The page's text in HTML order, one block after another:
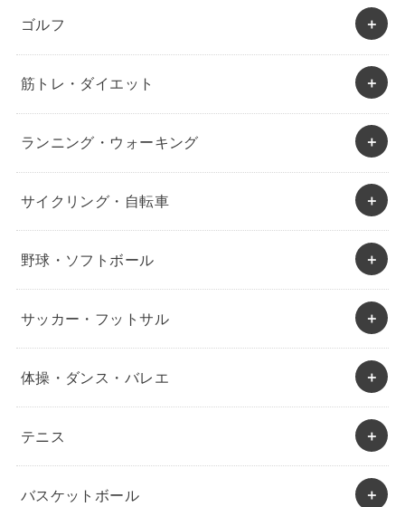
ゴルフ
筋トレ・ダイエット
ランニング・ウォーキング
サイクリング・自転車
野球・ソフトボール
サッカー・フットサル
体操・ダンス・バレエ
テニス
バスケットボール